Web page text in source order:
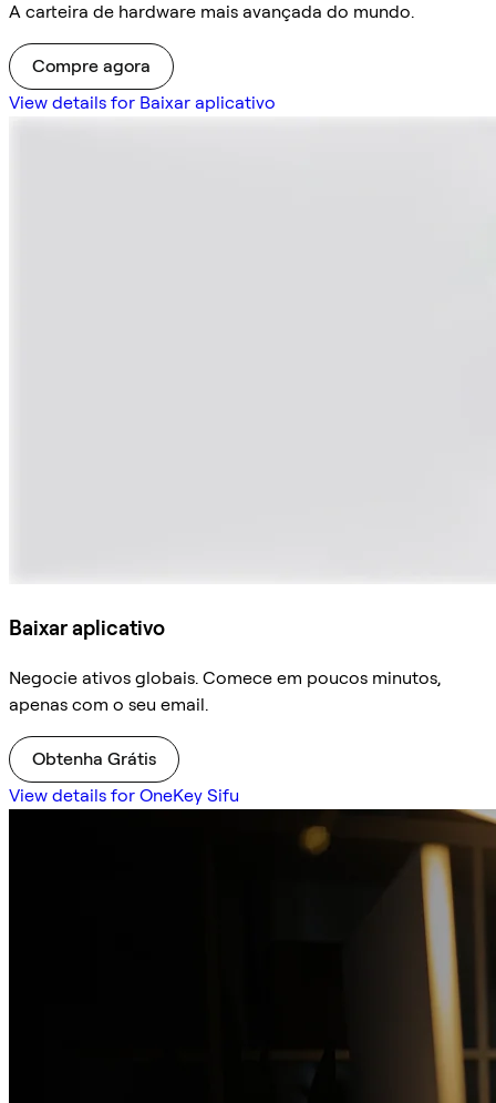
A carteira de hardware mais avançada do mundo.
Compre agora
View details for Baixar aplicativo
Baixar aplicativo
Negocie ativos globais. Comece em poucos minutos,
apenas com o seu email.
Obtenha Grátis
View details for OneKey Sifu